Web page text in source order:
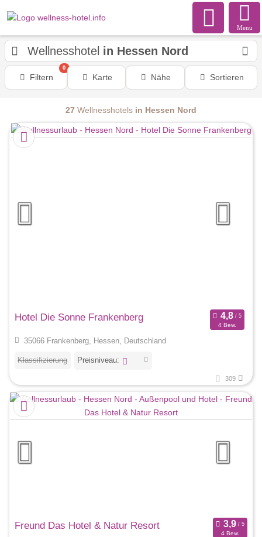
Menu
Wellnesshotel in Hessen Nord
Filtern
0
Karte Nähe Sortieren
27 Wellnesshotels in Hessen Nord
Hotel Die Sonne Frankenberg
4 Bew.
35066 Frankenberg, Hessen, Deutschland
Klassifizierung Preisniveau:
309
Freund Das Hotel & Natur Resort
4 Bew.